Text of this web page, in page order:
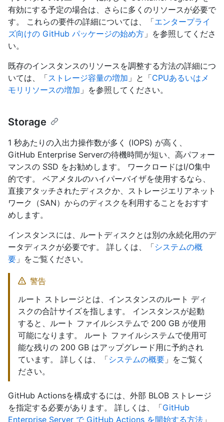
有効にする予定の場合は、さらに多くのリソースが必要で
す。 これらの要件の詳細については、「エンタープライ
ズ向けの GitHub パッケージの始め方 」を参照してくださ
い。
既存のインスタンスのリソースを調整する方法の詳細につ
いては、「ストレージ容量の増加 」と「CPUあるいはメ
モリリソースの増加 」を参照してください。
Storage
1 秒あたりの入出力操作数が多く (IOPS) が高く、
GitHub Enterprise Serverの待機時間が短い、高パフォー
マンスの SSD をお勧めします。 ワークロードはI/O集中
的です。 ベアメタルのハイパーバイザを使用するなら、
直接アタッチされたディスクか、ストレージエリアネット
ワーク（SAN）からのディスクを利用することをおすす
めします。
インスタンスには、ルートディスクとは別の永続化用のデ
ータディスクが必要です。 詳しくは、「システムの概
要 」をご覧ください。
警告
ルート ストレージとは、インスタンスのルート ディ
スクの合計サイズを指します。 インスタンスが起動
すると、ルート ファイルシステムで 200 GB が使用
可能になります。 ルート ファイルシステムで使用可
能な残りの 200 GB はアップグレード用に予約され
ています。 詳しくは、「システムの概要 」をご覧く
ださい。
GitHub Actionsを構成するには、外部 BLOB ストレージ
を指定する必要があります。 詳しくは、「GitHub
Enterprise Server で GitHub Actions を開始する方法 」